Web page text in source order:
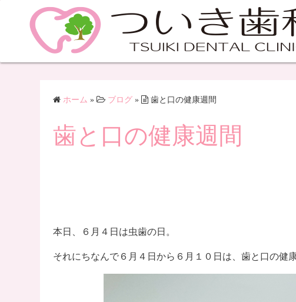
ホーム » ブログ » 歯と口の健康週間
歯と口の健康週間
本日、６月４日は虫歯の日。
それにちなんで６月４日から６月１０日は、歯と口の健